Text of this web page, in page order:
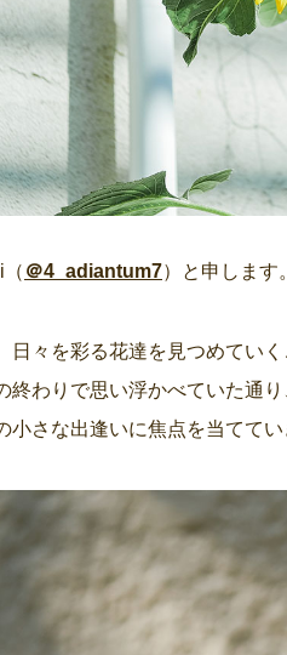
＠4_adiantum7）と申します。
日々を彩る花達を見つめていく
終わりで思い浮かべていた通
小さな出逢いに焦点を当ててい